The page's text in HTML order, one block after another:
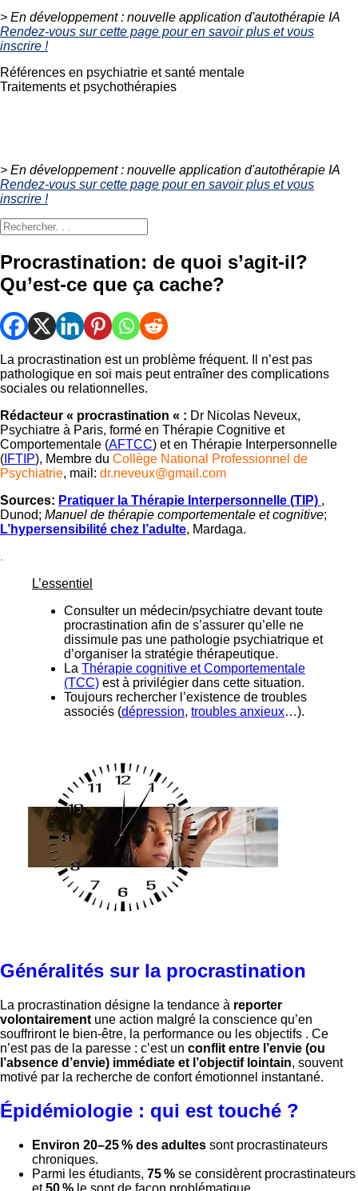
> En développement : nouvelle application d'autothérapie IA
Rendez-vous sur cette page pour en savoir plus et vous
inscrire !
Références en psychiatrie et santé mentale
Traitements et psychothérapies
> En développement : nouvelle application d'autothérapie IA
Rendez-vous sur cette page pour en savoir plus et vous
inscrire !
Procrastination: de quoi s’agit-il?
Qu’est-ce que ça cache?
La procrastination est un problème fréquent. Il n’est pas
pathologique en soi mais peut entraîner des complications
sociales ou relationnelles.
Rédacteur « procrastination « : Dr Nicolas Neveux,
Psychiatre à Paris, formé en Thérapie Cognitive et
Comportementale (AFTCC) et en Thérapie Interpersonnelle
( IFTIP), Membre du Collège National Professionnel de
Psychiatrie, mail: dr.neveux@gmail.com
Sources: Pratiquer la Thérapie Interpersonnelle (TIP) ,
Dunod; Manuel de thérapie comportementale et cognitive;
L’hypersensibilité chez l’adulte, Mardaga.
.
L’essentiel
Consulter un médecin/psychiatre devant toute
procrastination afin de s’assurer qu’elle ne
dissimule pas une pathologie psychiatrique et
d’organiser la stratégie thérapeutique.
La Thérapie cognitive et Comportementale
(TCC) est à privilégier dans cette situation.
Toujours rechercher l’existence de troubles
associés (dépression, troubles anxieux…).
Généralités sur la procrastination
La procrastination désigne la tendance à reporter
volontairement une action malgré la conscience qu’en
souffriront le bien-être, la performance ou les objectifs . Ce
n’est pas de la paresse : c’est un conflit entre l’envie (ou
l’absence d’envie) immédiate et l’objectif lointain, souvent
motivé par la recherche de confort émotionnel instantané.
Épidémiologie : qui est touché ?
Environ 20–25 % des adultes sont procrastinateurs
chroniques.
Parmi les étudiants, 75 % se considèrent procrastinateurs